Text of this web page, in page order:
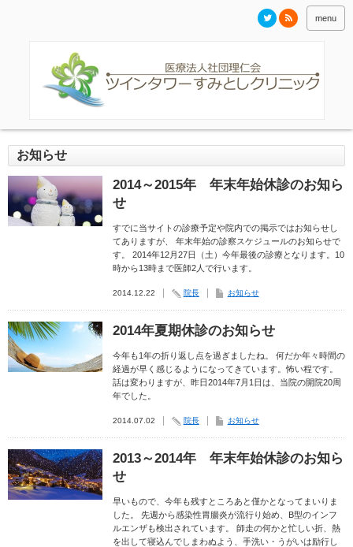
menu
お知らせ
2014～2015年 年末年始休診のお知ら
せ
すでに当サイトの診療予定や院内での掲示ではお知らせし
てありますが、 年末年始の診察スケジュールのお知らせで
す。 2014年12月27日（土）今年最後の診療となります。10
時から13時まで医師2人で行います。
2014.12.22 院長 お知らせ
2014年夏期休診のお知らせ
今年も1年の折り返し点を過ぎましたね。 何だか年々時間の
経過が早く感じるようになってきています。怖い程です。
話は変わりますが、昨日2014年7月1日は、当院の開院20周
年でした。
2014.07.02 院長 お知らせ
2013～2014年 年末年始休診のお知ら
せ
早いもので、今年も残すところあと僅かとなってまいりま
した。 先週から感染性胃腸炎が流行り始め、B型のインフ
ルエンザも検出されています。 師走の何かと忙しい折、熱
を出して寝込んでしまわぬよう、手洗い・うがいは励行し